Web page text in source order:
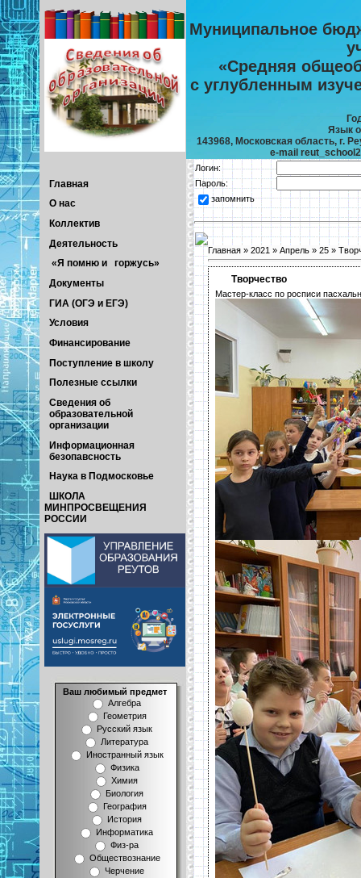
Муниципальное
«Средняя
с углубленным
Язык
143968, Московская область, г.
e-mail
Главная
О нас
Коллектив
Деятельность
«Я помню и горжусь»
Документы
ГИА (ОГЭ и ЕГЭ)
Условия
Финансирование
Поступление в школу
Полезные ссылки
Сведения об
образовательной
организации
Информационная
безопавсность
Наука в Подмосковье
ШКОЛА
МИНПРОСВЕЩЕНИЯ
РОССИИ
Ваш любимый предмет
Алгебра
Геометрия
Русский язык
Литература
Иностранный язык
Физика
Химия
Биология
География
История
Информатика
Физ-ра
Обществознание
Черчение
Логин:
Пароль:
запомнить
Главная » 2021 » Апрель » 25 »
Творчество
Мастер-класс по росписи